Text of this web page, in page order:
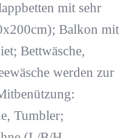
mit sehr
Balkon mit
Bettwäsche,
werden zur
Tumbler;